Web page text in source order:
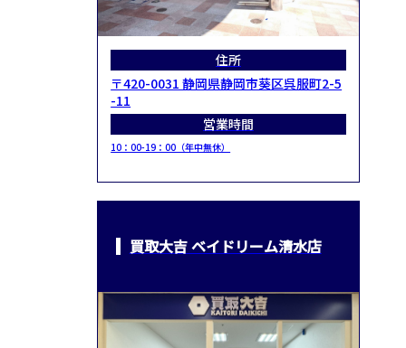
住所
〒420-0031 静岡県静岡市葵区呉服町2-5
-11
営業時間
10：00-19：00（年中無休）
買取大吉 ベイドリーム清水店